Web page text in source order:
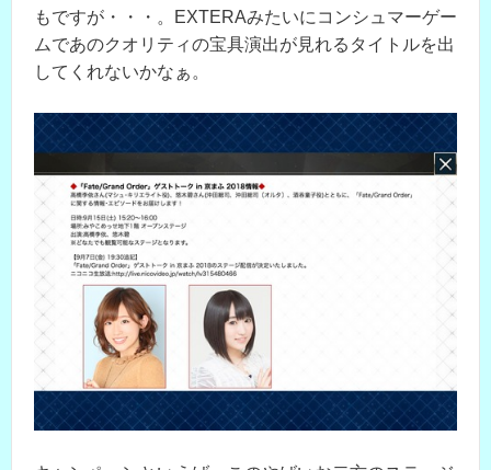
もですが・・・。EXTERAみたいにコンシュマーゲー
ムであのクオリティの宝具演出が見れるタイトルを出
してくれないかなぁ。